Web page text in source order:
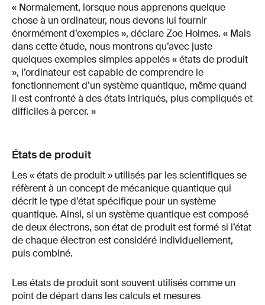
« Normalement, lorsque nous apprenons quelque
chose à un ordinateur, nous devons lui fournir
énormément d’exemples », déclare Zoe Holmes. « Mais
dans cette étude, nous montrons qu’avec juste
quelques exemples simples appelés « états de produit
», l’ordinateur est capable de comprendre le
fonctionnement d’un système quantique, même quand
il est confronté à des états intriqués, plus compliqués et
difficiles à percer. »
États de produit
Les « états de produit » utilisés par les scientifiques se
réfèrent à un concept de mécanique quantique qui
décrit le type d’état spécifique pour un système
quantique. Ainsi, si un système quantique est composé
de deux électrons, son état de produit est formé si l’état
de chaque électron est considéré individuellement,
puis combiné.
Les états de produit sont souvent utilisés comme un
point de départ dans les calculs et mesures